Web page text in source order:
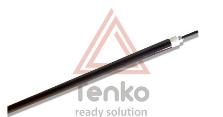
Тепловентилятори
Готові рішення
Акумуляторні батареї